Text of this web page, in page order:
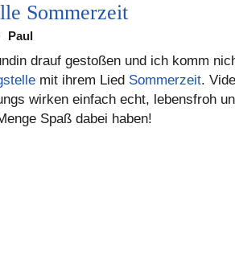
Sommerzeit
Paul
drauf gestoßen und ich komm
mit ihrem Lied Sommerzeit.
wirken einfach echt, lebensfroh
Spaß dabei haben!